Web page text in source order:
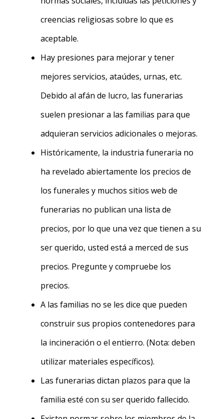
creencias religiosas sobre lo que es
aceptable.
Hay presiones para mejorar y tener
mejores servicios, ataúdes, urnas, etc.
Debido al afán de lucro, las funerarias
suelen presionar a las familias para que
adquieran servicios adicionales o mejoras.
Históricamente, la industria funeraria no
ha revelado abiertamente los precios de
los funerales y muchos sitios web de
funerarias no publican una lista de
precios, por lo que una vez que tienen a su
ser querido, usted está a merced de sus
precios. Pregunte y compruebe los
precios.
A las familias no se les dice que pueden
construir sus propios contenedores para
la incineración o el entierro. (Nota: deben
utilizar materiales específicos).
Las funerarias dictan plazos para que la
familia esté con su ser querido fallecido.